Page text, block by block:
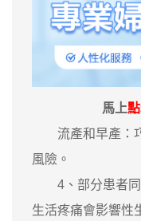
馬上
流產和早產：巧
風險。
4、部分患者同
生活疼痛會影響性